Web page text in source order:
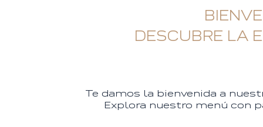
DESCUBRE LA
Te damos la bienvenida a
Explora nuestro menú con